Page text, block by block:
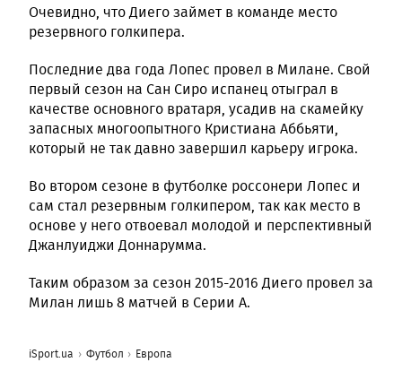
Очевидно, что Диего займет в команде место
резервного голкипера.
Последние два года Лопес провел в Милане. Свой
первый сезон на Сан Сиро испанец отыграл в
качестве основного вратаря, усадив на скамейку
запасных многоопытного Кристиана Аббьяти,
который не так давно завершил карьеру игрока.
Во втором сезоне в футболке россонери Лопес и
сам стал резервным голкипером, так как место в
основе у него отвоевал молодой и перспективный
Джанлуиджи Доннарумма.
Таким образом за сезон 2015-2016 Диего провел за
Милан лишь 8 матчей в Серии А.
iSport.ua Футбол Европа